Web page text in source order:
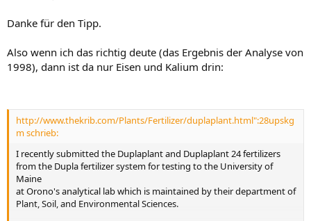
Danke für den Tipp.
Also wenn ich das richtig deute (das Ergebnis der Analyse von
1998), dann ist da nur Eisen und Kalium drin:
http://www.thekrib.com/Plants/Fertilizer/duplaplant.html":28upskg
m schrieb:
I recently submitted the Duplaplant and Duplaplant 24 fertilizers
from the Dupla fertilizer system for testing to the University of
Maine
at Orono's analytical lab which is maintained by their department of
Plant, Soil, and Environmental Sciences.